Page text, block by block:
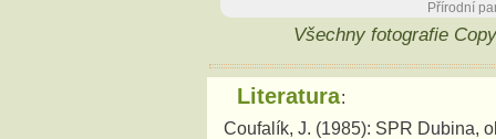
Přírodní
Všechny fotografie
Literatura:
Coufalík, J. (1985): SPR Dubina,